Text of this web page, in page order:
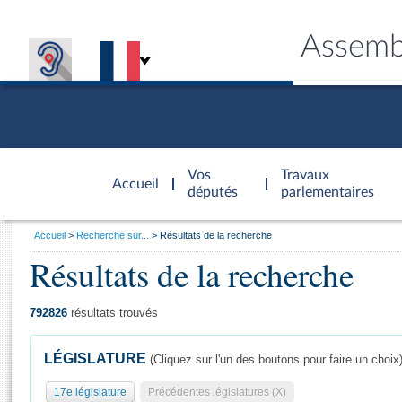
Accueil
d'accueil
Vos
députés
Travaux
parlementaires
Général
Vous
Accueil Recherche sur... Résultats de la recherche
Résultats de la recherche
792826 résultats trouvés
LÉGISLATURE (Cliquez sur l'un des boutons pour faire un choix)
17e législature Précédentes législatures (X)